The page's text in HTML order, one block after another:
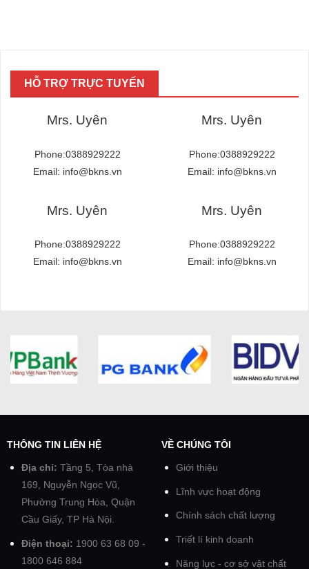
HỖ TRỢ TRỰC TUYẾN
Mrs. Uyên
Phone:0388929222
Email: info@bkns.vn
Mrs. Uyên
Phone:0388929222
Email: info@bkns.vn
Mrs. Uyên
Phone:0388929222
Email: info@bkns.vn
Mrs. Uyên
Phone:0388929222
Email: info@bkns.vn
THÔNG TIN LIÊN HỆ
Địa chỉ: Tầng 5, Tòa nhà
169, Nguyễn Ngọc Vũ,
Phường Trung Hòa, Quận
Cầu Giấy, TP Hà Nội.
Điện thoại: 1900 63 68 09 -
1800 646 884
VỀ CHÚNG TÔI
Giới thiệu
Lĩnh vực hoạt động
Chính sách chất lượng
Triết lí kinh doanh
Năng lực - cơ sở vật chất